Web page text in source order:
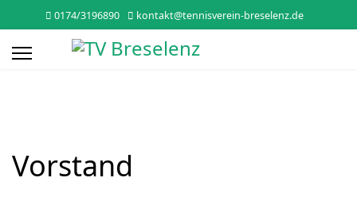
0174/3196890 kontakt@tennisverein-breselenz.de
Vorstand